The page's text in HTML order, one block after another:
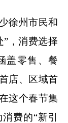
徐州市民和
”，消费选择
盖零售、餐
店、区域首
这个春节集
费的“新引